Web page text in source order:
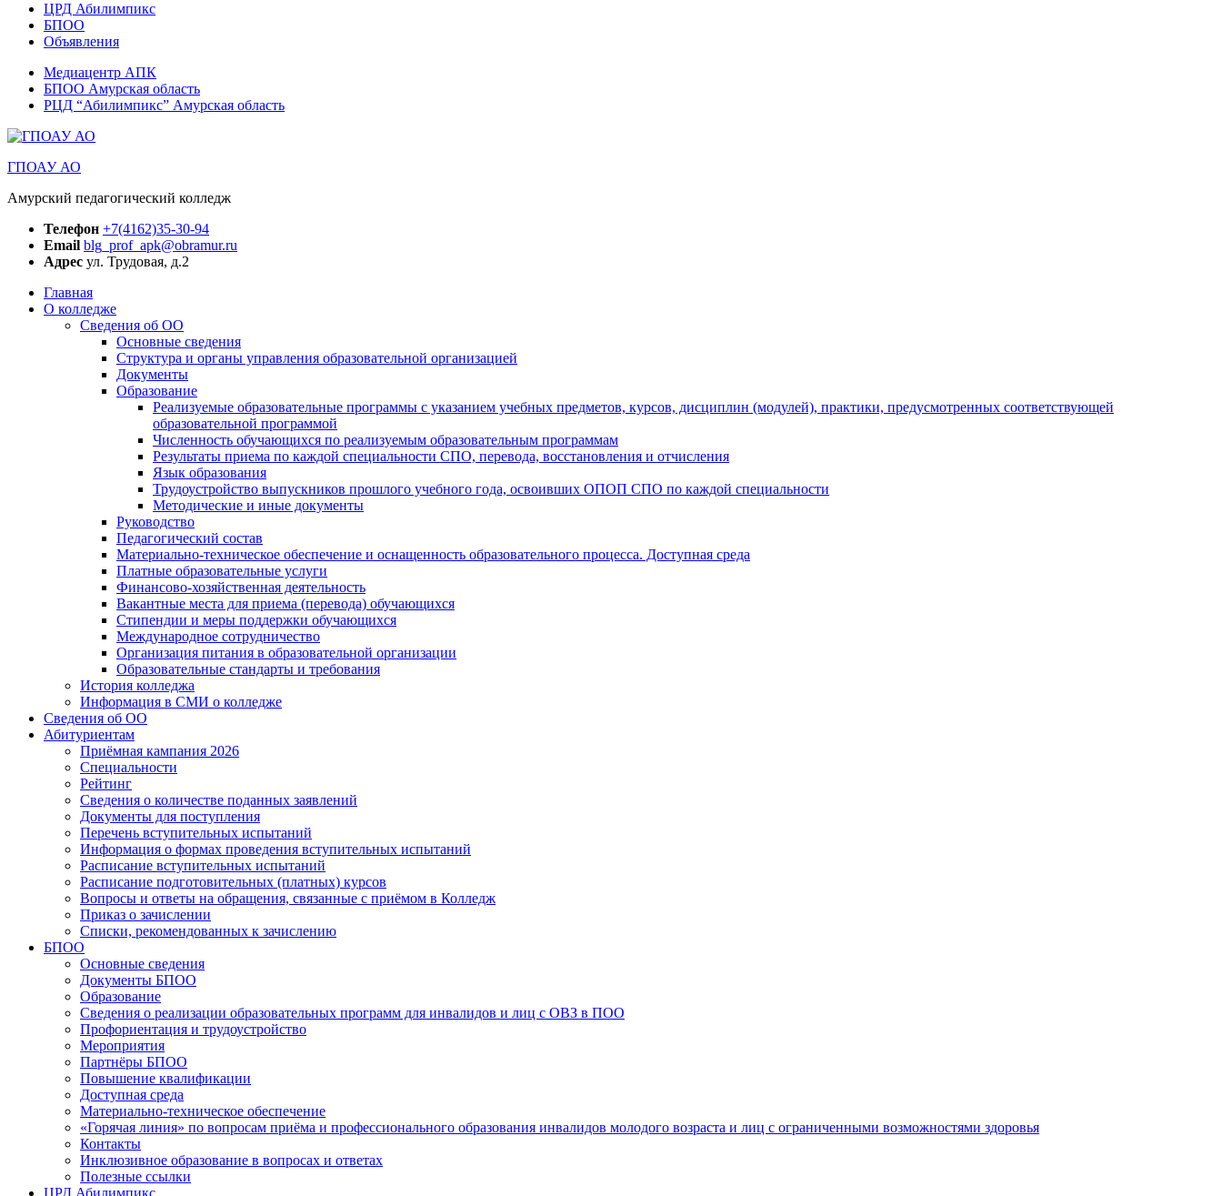
ЦРД Абилимпикс
БПОО
Объявления
Медиацентр АПК
БПОО Амурская область
РЦД “Абилимпикс” Амурская область
ГПОАУ АО
Амурский педагогический колледж
Телефон +7(4162)35-30-94
Email blg_prof_apk@obramur.ru
Адрес ул. Трудовая, д.2
Главная
О колледже
Сведения об ОО
Основные сведения
Структура и органы управления образовательной организацией
Документы
Образование
Реализуемые образовательные программы с указанием учебных предметов, курсов, дисциплин (модулей), практики, предусмотренных соответствующей
образовательной программой
Численность обучающихся по реализуемым образовательным программам
Результаты приема по каждой специальности СПО, перевода, восстановления и отчисления
Язык образования
Трудоустройство выпускников прошлого учебного года, освоивших ОПОП СПО по каждой специальности
Методические и иные документы
Руководство
Педагогический состав
Материально-техническое обеспечение и оснащенность образовательного процесса. Доступная среда
Платные образовательные услуги
Финансово-хозяйственная деятельность
Вакантные места для приема (перевода) обучающихся
Стипендии и меры поддержки обучающихся
Международное сотрудничество
Организация питания в образовательной организации
Образовательные стандарты и требования
История колледжа
Информация в СМИ о колледже
Сведения об ОО
Абитуриентам
Приёмная кампания 2026
Специальности
Рейтинг
Сведения о количестве поданных заявлений
Документы для поступления
Перечень вступительных испытаний
Информация о формах проведения вступительных испытаний
Расписание вступительных испытаний
Расписание подготовительных (платных) курсов
Вопросы и ответы на обращения, связанные с приёмом в Колледж
Приказ о зачислении
Списки, рекомендованных к зачислению
БПОО
Основные сведения
Документы БПОО
Образование
Сведения о реализации образовательных программ для инвалидов и лиц с ОВЗ в ПОО
Профориентация и трудоустройство
Мероприятия
Партнёры БПОО
Повышение квалификации
Доступная среда
Материально-техническое обеспечение
«Горячая линия» по вопросам приёма и профессионального образования инвалидов молодого возраста и лиц с ограниченными возможностями здоровья
Контакты
Инклюзивное образование в вопросах и ответах
Полезные ссылки
ЦРД Абилимпикс